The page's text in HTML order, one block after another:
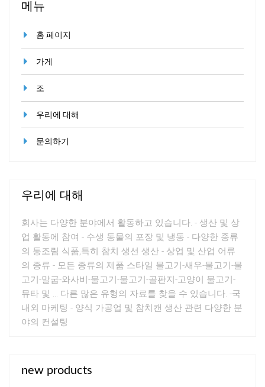
메뉴
홈 페이지
가게
조
우리에 대해
문의하기
우리에 대해
회사는 다양한 분야에서 활동하고 있습니다. - 생산 및 상
업 활동에 참여 - 수생 동물의 포장 및 냉동 - 다양한 종류
의 통조림 식품,특히 참치 생선 생산 - 상업 및 산업 어류
의 종류 - 모든 종류의 제품 스타일 물고기-새우-물고기-물
고기-말굽-와사비-물고기-물고기-골판지-고양이 물고기-
뮤타 및 ... 다른 많은 유형의 자료를 찾을 수 있습니다. -국
내외 마케팅 - 양식 가공업 및 참치캔 생산 관련 다양한 분
야의 컨설팅
new products